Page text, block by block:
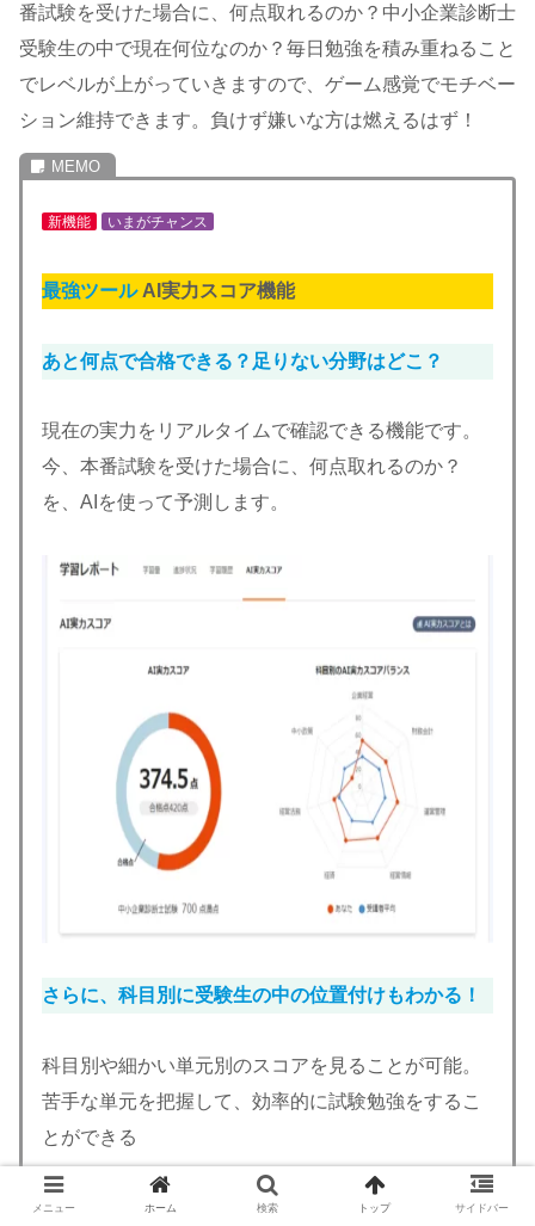
番試験を受けた場合に、何点取れるのか？中小企業診断士
受験生の中で現在何位なのか？毎日勉強を積み重ねること
でレベルが上がっていきますので、ゲーム感覚でモチベー
ション維持できます。負けず嫌いな方は燃えるはず！
新機能 いまがチャンス
最強ツール AI実力スコア機能
あと何点で合格できる？足りない分野はどこ？
現在の実力をリアルタイムで確認できる機能です。
今、本番試験を受けた場合に、何点取れるのか？
を、AIを使って予測します。
さらに、科目別に受験生の中の位置付けもわかる！
科目別や細かい単元別のスコアを見ることが可能。
苦手な単元を把握して、効率的に試験勉強をするこ
とができる
メニュー ホーム 検索 トップ サイドバー